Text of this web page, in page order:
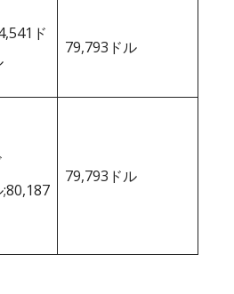
ド
79,793ドル
;80,187
79,793ドル